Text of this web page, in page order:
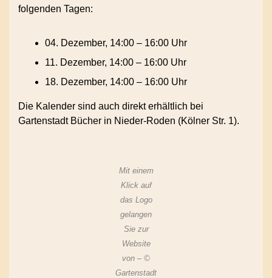
folgenden Tagen:
04. Dezember, 14:00 – 16:00 Uhr
11. Dezember, 14:00 – 16:00 Uhr
18. Dezember, 14:00 – 16:00 Uhr
Die Kalender sind auch direkt erhältlich bei
Gartenstadt Bücher in Nieder-Roden (Kölner Str. 1).
Mit einem
Klick auf
das Logo
gelangen
Sie zur
Website
von – ©
Gartenstadt